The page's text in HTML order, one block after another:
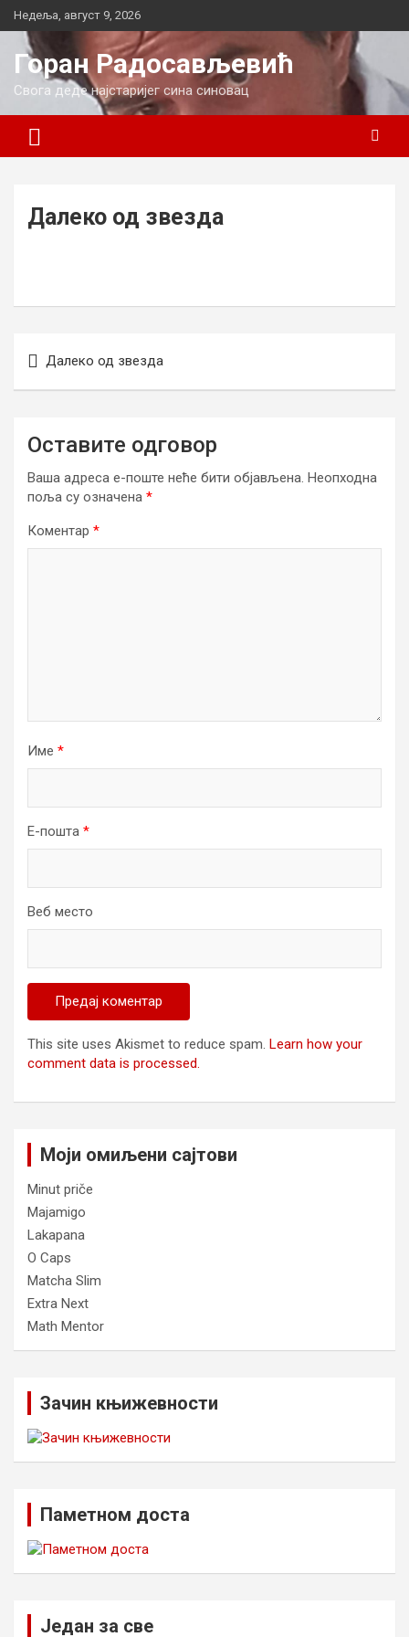
Skip
to
content
Недеља, август 9, 2026
Горан Радосављевић
Свога деде најстаријег сина синовац
Далеко од звезда
чланка
Далеко од звезда
Оставите одговор
Ваша адреса е-поште неће бити објављена. Неопходна
поља су означена *
Коментар *
Име *
Е-пошта *
Веб место
This site uses Akismet to reduce spam. Learn how your
comment data is processed.
Моји омиљени сајтови
Minut priče
Majamigo
Lakapana
O Caps
Matcha Slim
Extra Next
Math Mentor
Зачин књижевности
Паметном доста
Један за све